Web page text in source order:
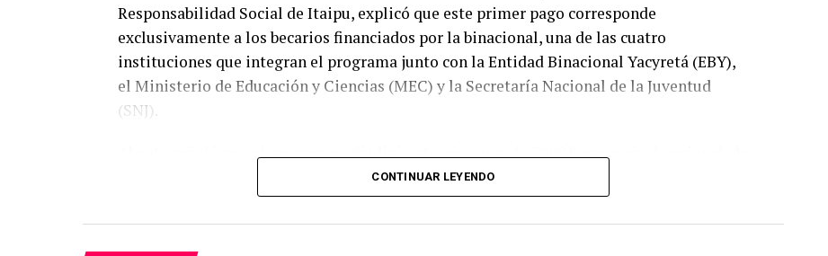
Responsabilidad Social de Itaipu, explicó que este primer pago corresponde
exclusivamente a los becarios financiados por la binacional, una de las cuatro
instituciones que integran el programa junto con la Entidad Binacional Yacyretá (EBY),
el Ministerio de Educación y Ciencias (MEC) y la Secretaría Nacional de la Juventud
(SNJ).
Abente señaló que el programa adjudicó este año cerca de 7.600 becas a nivel nacional, de
las cuales 6.733 corresponden a Itaipu. Del total de beneficiarios de la binacional, 2.600
cursan sus estudios en instituciones públicas y reciben los desembolsos de manera
directa.
CONTINUAR LEYENDO